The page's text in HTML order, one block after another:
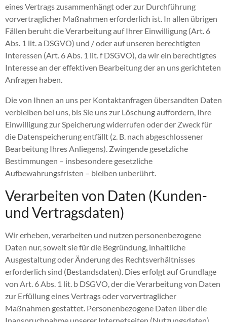
eines Vertrags zusammenhängt oder zur Durchführung
vorvertraglicher Maßnahmen erforderlich ist. In allen übrigen
Fällen beruht die Verarbeitung auf Ihrer Einwilligung (Art. 6
Abs. 1 lit. a DSGVO) und / oder auf unseren berechtigten
Interessen (Art. 6 Abs. 1 lit. f DSGVO), da wir ein berechtigtes
Interesse an der effektiven Bearbeitung der an uns gerichteten
Anfragen haben.
Die von Ihnen an uns per Kontaktanfragen übersandten Daten
verbleiben bei uns, bis Sie uns zur Löschung auffordern, Ihre
Einwilligung zur Speicherung widerrufen oder der Zweck für
die Datenspeicherung entfällt (z. B. nach abgeschlossener
Bearbeitung Ihres Anliegens). Zwingende gesetzliche
Bestimmungen – insbesondere gesetzliche
Aufbewahrungsfristen – bleiben unberührt.
Verarbeiten von Daten (Kunden-
und Vertragsdaten)
Wir erheben, verarbeiten und nutzen personenbezogene
Daten nur, soweit sie für die Begründung, inhaltliche
Ausgestaltung oder Änderung des Rechtsverhältnisses
erforderlich sind (Bestandsdaten). Dies erfolgt auf Grundlage
von Art. 6 Abs. 1 lit. b DSGVO, der die Verarbeitung von Daten
zur Erfüllung eines Vertrags oder vorvertraglicher
Maßnahmen gestattet. Personenbezogene Daten über die